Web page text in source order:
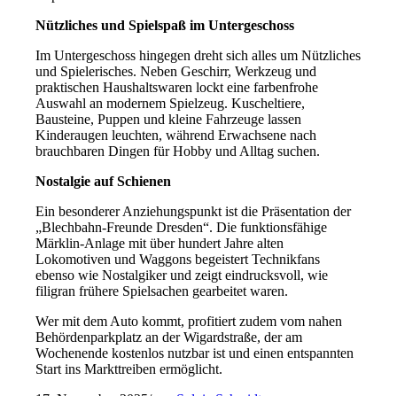
Nützliches und Spielspaß im Untergeschoss
Im Untergeschoss hingegen dreht sich alles um Nützliches
und Spielerisches. Neben Geschirr, Werkzeug und
praktischen Haushaltswaren lockt eine farbenfrohe
Auswahl an modernem Spielzeug. Kuscheltiere,
Bausteine, Puppen und kleine Fahrzeuge lassen
Kinderaugen leuchten, während Erwachsene nach
brauchbaren Dingen für Hobby und Alltag suchen.
Nostalgie auf Schienen
Ein besonderer Anziehungspunkt ist die Präsentation der
„Blechbahn-Freunde Dresden“. Die funktionsfähige
Märklin-Anlage mit über hundert Jahre alten
Lokomotiven und Waggons begeistert Technikfans
ebenso wie Nostalgiker und zeigt eindrucksvoll, wie
filigran frühere Spielsachen gearbeitet waren.
Wer mit dem Auto kommt, profitiert zudem vom nahen
Behördenparkplatz an der Wigardstraße, der am
Wochenende kostenlos nutzbar ist und einen entspannten
Start ins Markttreiben ermöglicht.